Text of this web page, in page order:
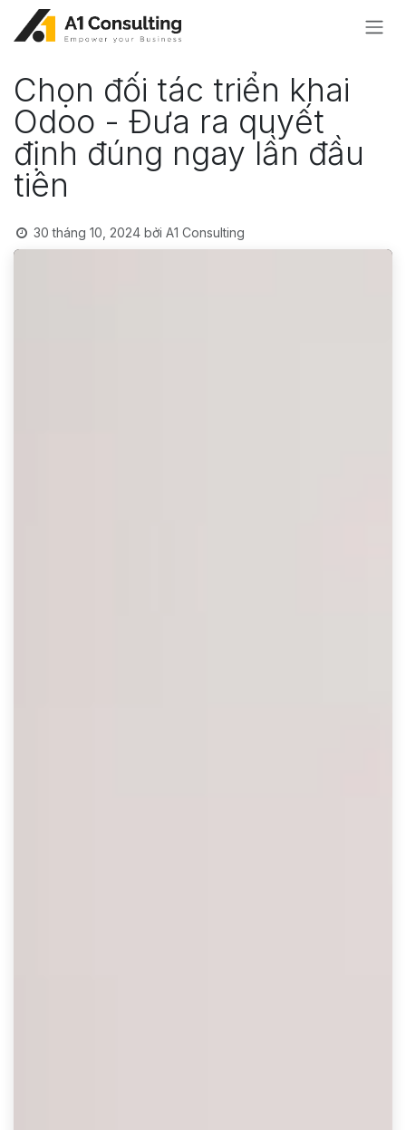
Bỏ qua để đến Nội dung
Chọn đối tác triển khai
Odoo - Đưa ra quyết
định đúng ngay lần đầu
tiên
30 tháng 10, 2024 bởi A1 Consulting